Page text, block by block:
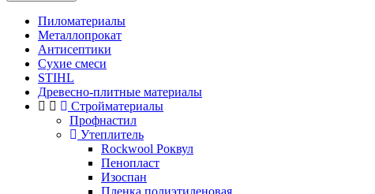
Пиломатериалы
Металлопрокат
Антисептики
Сухие смеси
STIHL
Древесно-плитные материалы
Стройматериалы
Профнастил
Утеплитель
Rockwool Роквул
Пенопласт
Изоспан
Пленка полиэтиленовая